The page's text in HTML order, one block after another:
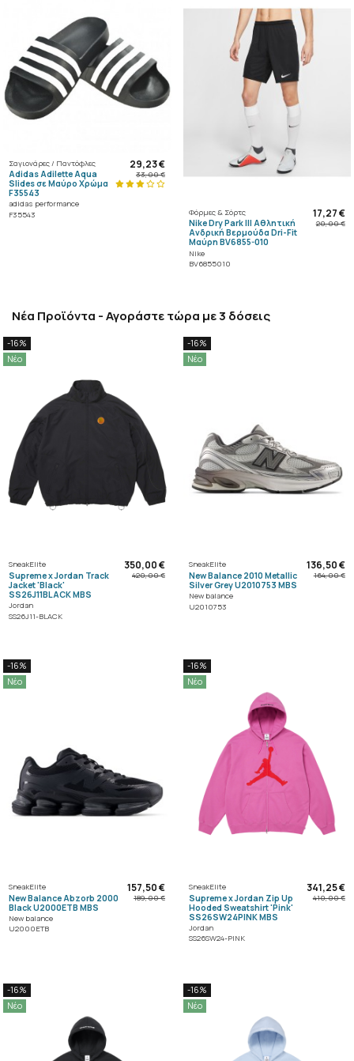
Σαγιονάρες / Παντόφλες
Adidas Adilette Aqua
Slides σε Μαύρο Χρώμα
F35543
adidas performance
F35543
29,23 €
33,00 €
Φόρμες & Σόρτς
Nike Dry Park III Αθλητική
Ανδρική Βερμούδα Dri-Fit
Μαύρη BV6855-010
Nike
BV6855010
17,27 €
20,00 €
Νέα Προϊόντα - Αγοράστε τώρα με 3 δόσεις
-16%
Νέο
SneakElite
Supreme x Jordan Track
Jacket 'Black'
SS26J11BLACK MBS
Jordan
SS26J11-BLACK
350,00 €
420,00 €
-16%
Νέο
SneakElite
New Balance 2010 Metallic
Silver Grey U2010753 MBS
New balance
U2010753
136,50 €
164,00 €
-16%
Νέο
SneakElite
New Balance Abzorb 2000
Black U2000ETB MBS
New balance
U2000ETB
157,50 €
189,00 €
-16%
Νέο
SneakElite
Supreme x Jordan Zip Up
Hooded Sweatshirt 'Pink'
SS26SW24PINK MBS
Jordan
SS26SW24-PINK
341,25 €
410,00 €
-16%
Νέο
-16%
Νέο